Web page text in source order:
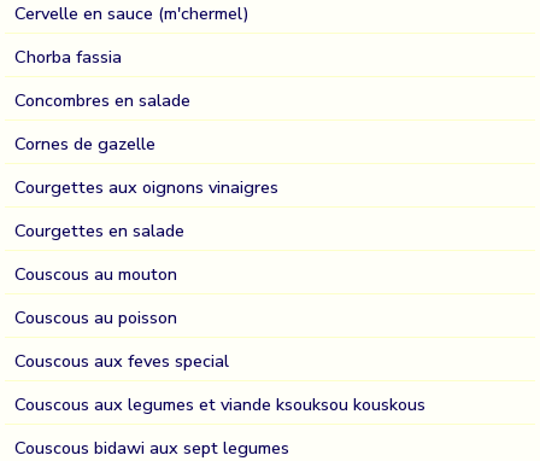
Cervelle en sauce (m'chermel)
Chorba fassia
Concombres en salade
Cornes de gazelle
Courgettes aux oignons vinaigres
Courgettes en salade
Couscous au mouton
Couscous au poisson
Couscous aux feves special
Couscous aux legumes et viande ksouksou kouskous
Couscous bidawi aux sept legumes